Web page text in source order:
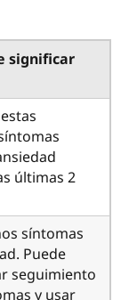
significar
últimas 2
síntomas
Puede
seguimiento
y usar